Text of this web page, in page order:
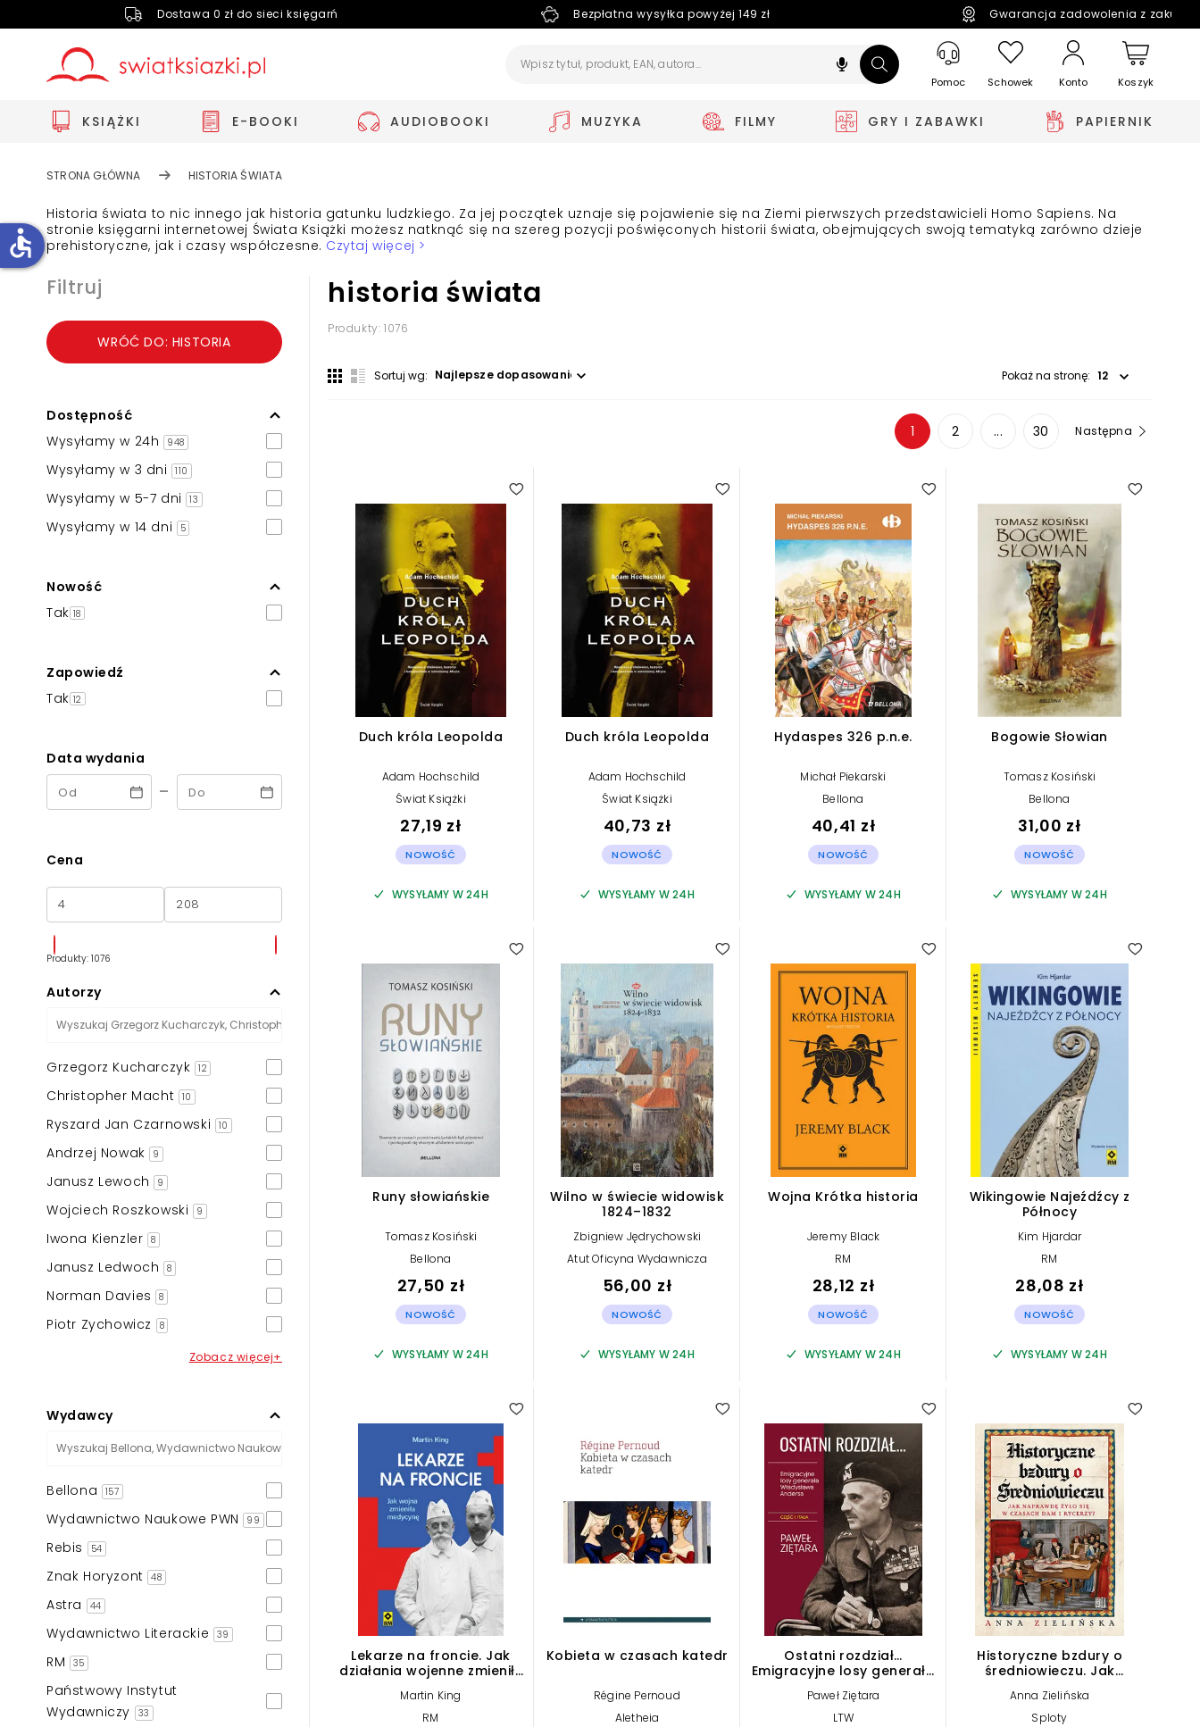
Dostawa 0 zł do sieci księgarń Bezpłatna wysyłka powyżej 149 zł Gwarancja zadowolenia z
Pomoc Schowek Konto Koszyk
KSIĄŻKI E-BOOKI AUDIOBOOKI MUZYKA FILMY GRY I ZABAWKI PAPIERNIK
STRONA GŁÓWNA HISTORIA ŚWIATA
Historia świata to nic innego jak historia gatunku ludzkiego. Za jej początek uznaje się pojawienie się na Ziemi pierwszych przedstawicieli Homo Sapiens. Na
stronie księgarni internetowej Świata Książki możesz natknąć się na szereg pozycji poświęconych historii świata, obejmujących swoją tematyką zarówno dzieje
prehistoryczne, jak i czasy współczesne. Czytaj więcej >
Filtruj
WRÓĆ DO: HISTORIA
Dostępność
Wysyłamy w 24h
948
Wysyłamy w 3 dni 110
Wysyłamy w 5-7 dni 13
Wysyłamy w 14 dni 5
Nowość
Tak 18
Zapowiedź
Tak 12
Data wydania
-
Cena
Produkty: 1076
Autorzy
Grzegorz Kucharczyk 12
Christopher Macht 10
Ryszard Jan Czarnowski 10
Andrzej Nowak 9
Janusz Lewoch 9
Wojciech Roszkowski 9
Iwona Kienzler 8
Janusz Ledwoch 8
Norman Davies 8
Piotr Zychowicz 8
Zobacz więcej+
Wydawcy
Bellona 157
Wydawnictwo Naukowe PWN 99
Rebis 54
Znak Horyzont 48
Astra 44
Wydawnictwo Literackie 39
RM 35
Państwowy Instytut
Wydawniczy
33
historia świata
Produkty: 1076
Sortuj wg: Pokaż na stronę:
1 2 ... 30 Następna
Duch króla Leopolda
Adam Hochschild
Świat Książki
27,19 zł
NOWOŚĆ
WYSYŁAMY W 24H
Duch króla Leopolda
Adam Hochschild
Świat Książki
40,73 zł
NOWOŚĆ
WYSYŁAMY W 24H
Hydaspes 326 p.n.e.
Michał Piekarski
Bellona
40,41 zł
NOWOŚĆ
WYSYŁAMY W 24H
Bogowie Słowian
Tomasz Kosiński
Bellona
31,00 zł
NOWOŚĆ
WYSYŁAMY W 24H
Runy słowiańskie
Tomasz Kosiński
Bellona
27,50 zł
NOWOŚĆ
WYSYŁAMY W 24H
Wilno w świecie widowisk
1824–1832
Zbigniew Jędrychowski
Atut Oficyna Wydawnicza
56,00 zł
NOWOŚĆ
WYSYŁAMY W 24H
Wojna Krótka historia
Jeremy Black
RM
28,12 zł
NOWOŚĆ
WYSYŁAMY W 24H
Wikingowie Najeźdźcy z
Północy
Kim Hjardar
RM
28,08 zł
NOWOŚĆ
WYSYŁAMY W 24H
Lekarze na froncie. Jak
działania wojenne zmieniły
Martin King
RM
Kobieta w czasach katedr
Régine Pernoud
Aletheia
Ostatni rozdział…
Emigracyjne losy generała
Paweł Ziętara
LTW
Historyczne bzdury o
średniowieczu. Jak
naprawdę żyło się w
czasach dam i rycerzy?
Anna Zielińska
Sploty
accessible
Zwiększ rozmiar czcionki
Odwróć kolory
Powiększony kursor
Pomoc w czytaniu
Podkreślenie linków